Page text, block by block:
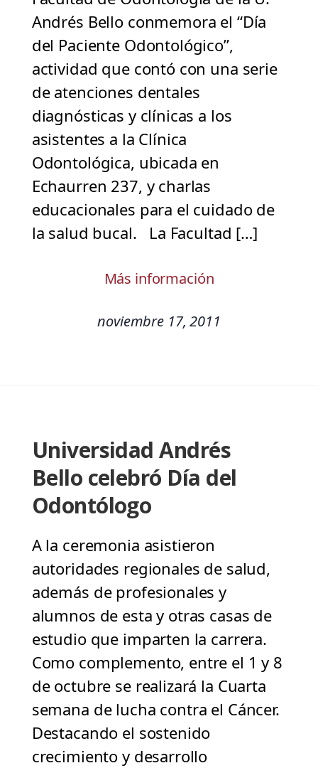
Andrés Bello conmemora el “Día
del Paciente Odontológico”,
actividad que contó con una serie
de atenciones dentales
diagnósticas y clínicas a los
asistentes a la Clínica
Odontológica, ubicada en
Echaurren 237, y charlas
educacionales para el cuidado de
la salud bucal. La Facultad […]
Más información
noviembre 17, 2011
Universidad Andrés
Bello celebró Día del
Odontólogo
A la ceremonia asistieron
autoridades regionales de salud,
además de profesionales y
alumnos de esta y otras casas de
estudio que imparten la carrera.
Como complemento, entre el 1 y 8
de octubre se realizará la Cuarta
semana de lucha contra el Cáncer.
Destacando el sostenido
crecimiento y desarrollo